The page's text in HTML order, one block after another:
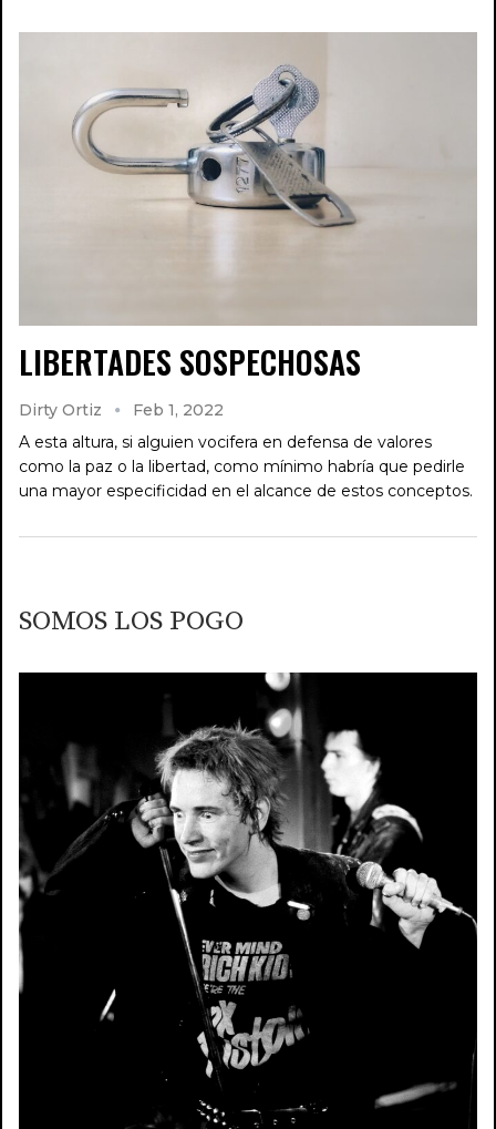
LIBERTADES SOSPECHOSAS
Dirty Ortiz
Feb 1, 2022
A esta altura, si alguien vocifera en defensa de valores
como la paz o la libertad, como mínimo habría que pedirle
una mayor especificidad en el alcance de estos conceptos.
SOMOS LOS POGO